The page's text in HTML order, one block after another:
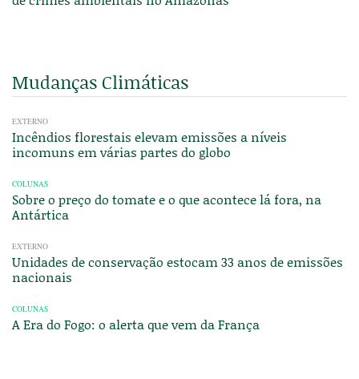
Mudanças Climáticas
EXTERNO
Incêndios florestais elevam emissões a níveis
incomuns em várias partes do globo
COLUNAS
Sobre o preço do tomate e o que acontece lá fora, na
Antártica
EXTERNO
Unidades de conservação estocam 33 anos de emissões
nacionais
COLUNAS
A Era do Fogo: o alerta que vem da França